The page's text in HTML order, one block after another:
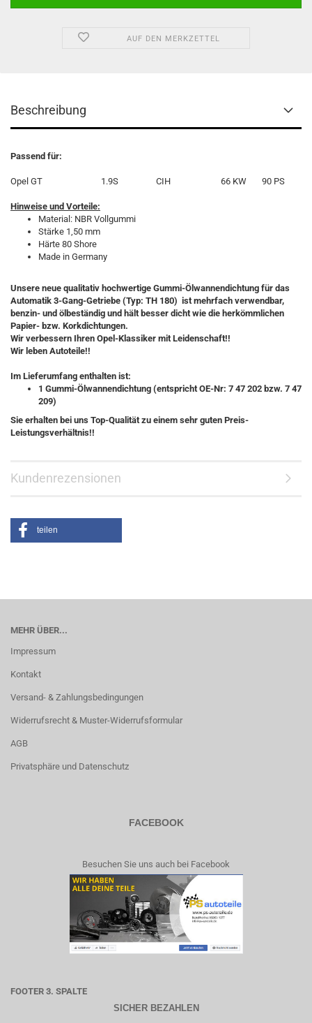
AUF DEN MERKZETTEL
Beschreibung
Passend für:
Opel GT 1.9S CIH 66 KW 90 PS
Hinweise und Vorteile:
Material: NBR Vollgummi
Stärke 1,50 mm
Härte 80 Shore
Made in Germany
Unsere neue qualitativ hochwertige Gummi-Ölwannendichtung für das
Automatik 3-Gang-Getriebe (Typ: TH 180) ist mehrfach verwendbar,
benzin- und ölbeständig und hält besser dicht wie die herkömmlichen
Papier- bzw. Korkdichtungen.
Wir verbessern Ihren Opel-Klassiker mit Leidenschaft!!
Wir leben Autoteile!!
Im Lieferumfang enthalten ist:
1 Gummi-Ölwannendichtung (entspricht OE-Nr: 7 47 202 bzw. 7 47
209)
Sie erhalten bei uns Top-Qualität zu einem sehr guten Preis-
Leistungsverhältnis!!
Kundenrezensionen
teilen
MEHR ÜBER...
Impressum
Kontakt
Versand- & Zahlungsbedingungen
Widerrufsrecht & Muster-Widerrufsformular
AGB
Privatsphäre und Datenschutz
FACEBOOK
Besuchen Sie uns auch bei Facebook
FOOTER 3. SPALTE
SICHER BEZAHLEN